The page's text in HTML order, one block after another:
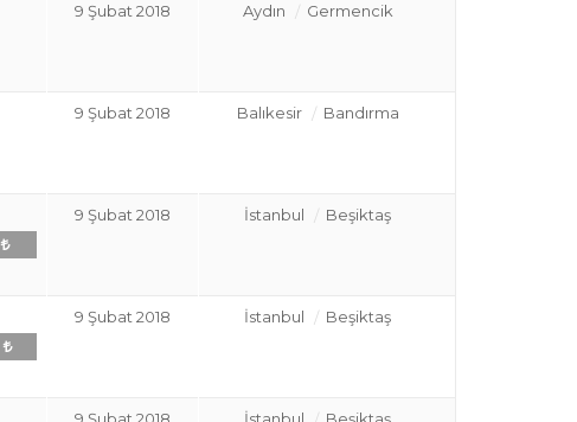
9 Şubat 2018 Aydın Germencik
9 Şubat 2018 Balıkesir Bandırma
9 Şubat 2018 İstanbul Beşiktaş
9 Şubat 2018 İstanbul Beşiktaş